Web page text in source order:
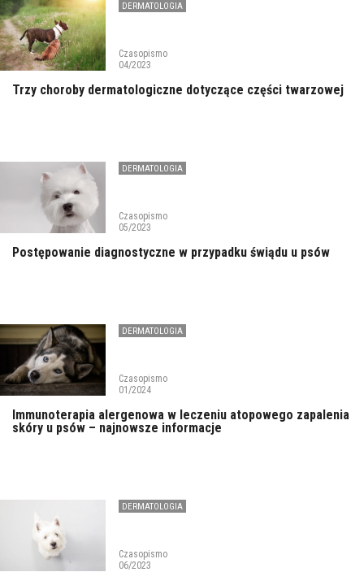
DERMATOLOGIA
Czasopismo
04/2023
Trzy choroby dermatologiczne dotyczące części twarzowej
DERMATOLOGIA
Czasopismo
05/2023
Postępowanie diagnostyczne w przypadku świądu u psów
DERMATOLOGIA
Czasopismo
01/2024
Immunoterapia alergenowa w leczeniu atopowego zapalenia
skóry u psów – najnowsze informacje
DERMATOLOGIA
Czasopismo
06/2023